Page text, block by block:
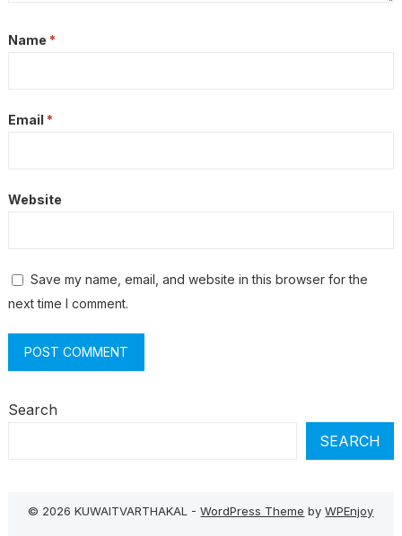
Name *
Email *
Website
Save my name, email, and website in this browser for the
next time I comment.
Search
SEARCH
© 2026 KUWAITVARTHAKAL -WordPress Theme byWPEnjoy